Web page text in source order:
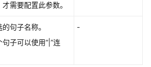
才需要配置此参数。
的句子名称。
句子可以使用“|”连
-